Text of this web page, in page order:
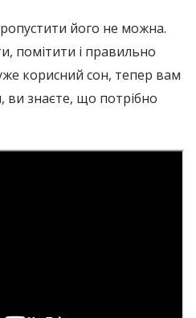
його не можна.
помітити і правильно
корисний сон, тепер вам
ви знаєте, що потрібно